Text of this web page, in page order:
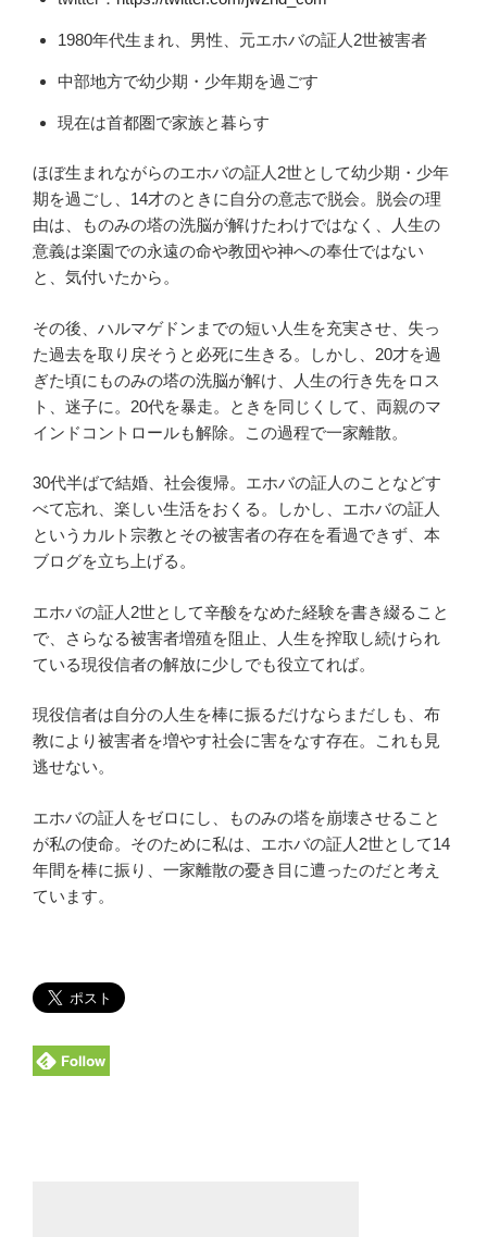
1980年代生まれ、男性、元エホバの証人2世被害者
中部地方で幼少期・少年期を過ごす
現在は首都圏で家族と暮らす
ほぼ生まれながらのエホバの証人2世として幼少期・少年
期を過ごし、14才のときに自分の意志で脱会。脱会の理
由は、ものみの塔の洗脳が解けたわけではなく、人生の
意義は楽園での永遠の命や教団や神への奉仕ではない
と、気付いたから。
その後、ハルマゲドンまでの短い人生を充実させ、失っ
た過去を取り戻そうと必死に生きる。しかし、20才を過
ぎた頃にものみの塔の洗脳が解け、人生の行き先をロス
ト、迷子に。20代を暴走。ときを同じくして、両親のマ
インドコントロールも解除。この過程で一家離散。
30代半ばで結婚、社会復帰。エホバの証人のことなどす
べて忘れ、楽しい生活をおくる。しかし、エホバの証人
というカルト宗教とその被害者の存在を看過できず、本
ブログを立ち上げる。
エホバの証人2世として辛酸をなめた経験を書き綴ること
で、さらなる被害者増殖を阻止、人生を搾取し続けられ
ている現役信者の解放に少しでも役立てれば。
現役信者は自分の人生を棒に振るだけならまだしも、布
教により被害者を増やす社会に害をなす存在。これも見
逃せない。
エホバの証人をゼロにし、ものみの塔を崩壊させること
が私の使命。そのために私は、エホバの証人2世として14
年間を棒に振り、一家離散の憂き目に遭ったのだと考え
ています。